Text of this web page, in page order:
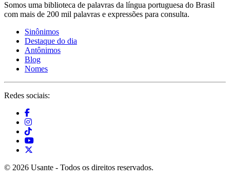
Somos uma biblioteca de palavras da língua portuguesa do Brasil
com mais de 200 mil palavras e expressões para consulta.
Sinônimos
Destaque do dia
Antônimos
Blog
Nomes
Redes sociais:
© 2026 Usante - Todos os direitos reservados.